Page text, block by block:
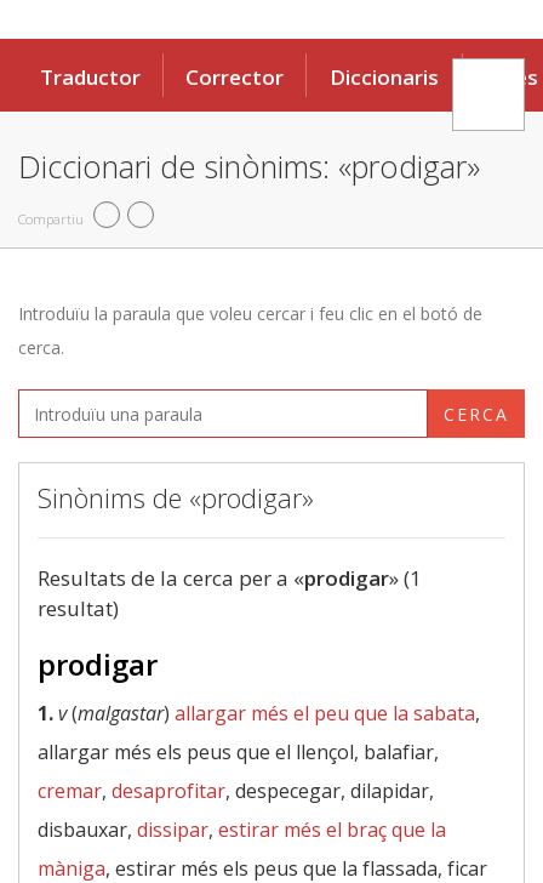
Traductor Corrector Diccionaris Eines
Diccionari de sinònims: «prodigar»
Compartiu
Introduïu la paraula que voleu cercar i feu clic en el botó de
cerca.
CERCA
Sinònims de «prodigar»
Resultats de la cerca per a «prodigar» (1
resultat)
prodigar
1.v(malgastar) allargar més el peu que la sabata,
allargar més els peus que el llençol, balafiar,
cremar, desaprofitar, despecegar, dilapidar,
disbauxar, dissipar, estirar més el braç que la
màniga, estirar més els peus que la flassada, ficar